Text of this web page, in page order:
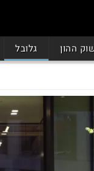
ההון גלובל